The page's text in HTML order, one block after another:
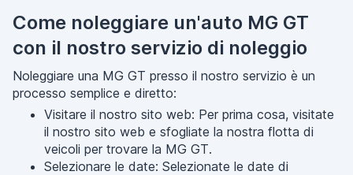
Come noleggiare un'auto MG GT
con il nostro servizio di noleggio
Noleggiare una MG GT presso il nostro servizio è un
processo semplice e diretto:
Visitare il nostro sito web: Per prima cosa, visitate
il nostro sito web e sfogliate la nostra flotta di
veicoli per trovare la MG GT.
Selezionare le date: Selezionate le date di